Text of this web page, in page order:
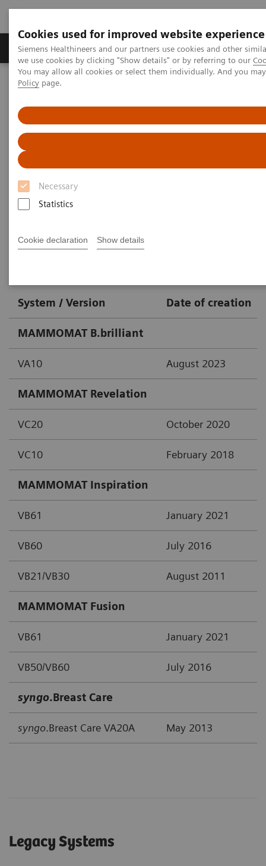
Cookies used for improved website experience
Siemens Healthineers and our partners use cookies and other
we use cookies by clicking "Show details" or by referring to our
You may allow all cookies or select them individually. And you
Policy page.
Necessary
Statistics
Cookie declaration Show details
Productos y servicios Especialidades Clínicas
Siemens Healthineers Latinoamérica
IHE - Mammography
System / Version Date of creation
MAMMOMAT B.brilliant
VA10 August 2023
MAMMOMAT Revelation
VC20 October 2020
VC10 February 2018
MAMMOMAT Inspiration
VB61 January 2021
VB60 July 2016
VB21/VB30 August 2011
MAMMOMAT Fusion
VB61 January 2021
VB50/VB60 July 2016
syngo.Breast Care
syngo.Breast Care VA20A May 2013
Legacy Systems